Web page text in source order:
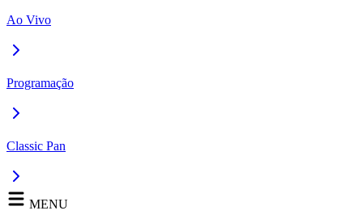
Ao Vivo
Programação
Classic Pan
MENU